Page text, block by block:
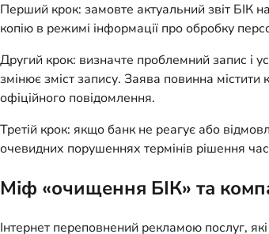
Перший крок: замовте актуальний звіт БІК
копію в режимі інформації про обробку
Другий крок: визначте проблемний запис і
змінює зміст запису. Заява повинна
офіційного повідомлення.
Третій крок: якщо банк не реагує або
очевидних порушеннях термінів рішення
Міф «очищення БІК» та
Інтернет переповнений рекламою послуг,